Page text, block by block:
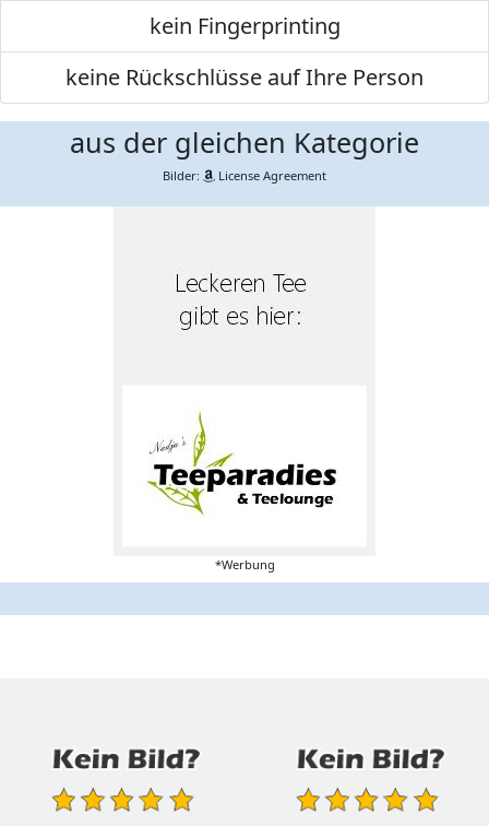
kein Fingerprinting
keine Rückschlüsse auf Ihre Person
aus der gleichen Kategorie
Bilder: License Agreement
*Werbung